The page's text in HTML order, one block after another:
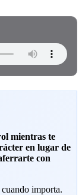
mientras te
en lugar de
con
importa.